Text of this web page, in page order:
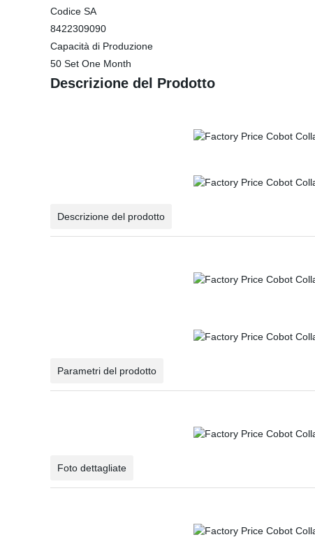
Codice SA
8422309090
Capacità di Produzione
50 Set One Month
Descrizione del Prodotto
Descrizione del prodotto
Parametri del prodotto
Foto dettagliate